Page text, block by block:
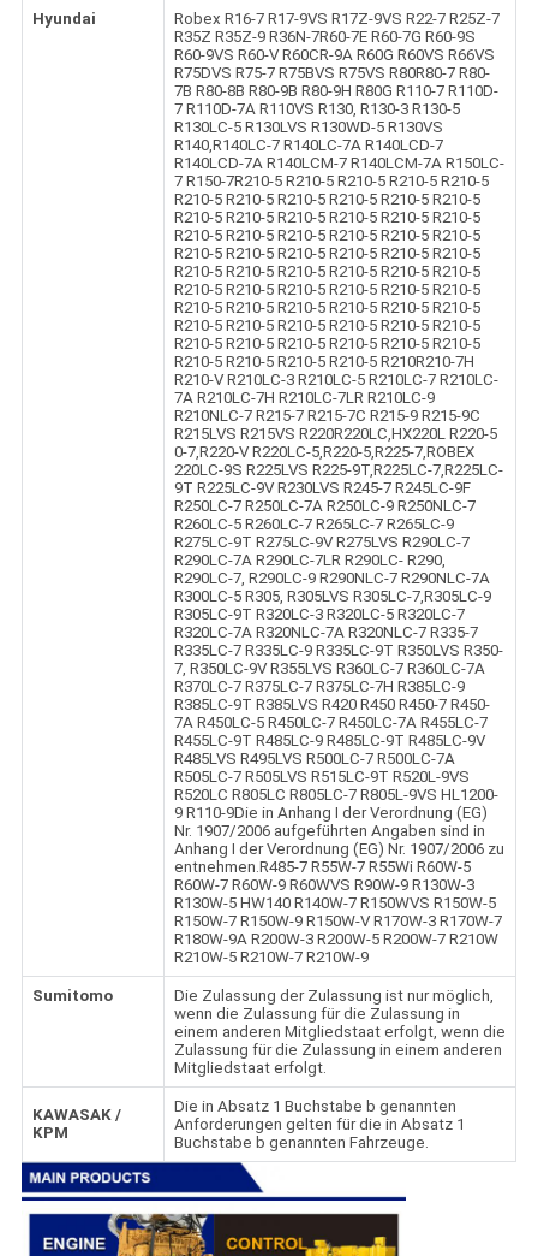
Hyundai
Robex R16-7 R17-9VS R17Z-9VS R22-7 R25Z-7
R35Z R35Z-9 R36N-7R60-7E R60-7G R60-9S
R60-9VS R60-V R60CR-9A R60G R60VS R66VS
R75DVS R75-7 R75BVS R75VS R80R80-7 R80-
7B R80-8B R80-9B R80-9H R80G R110-7 R110D-
7 R110D-7A R110VS R130, R130-3 R130-5
R130LC-5 R130LVS R130WD-5 R130VS
R140,R140LC-7 R140LC-7A R140LCD-7
R140LCD-7A R140LCM-7 R140LCM-7A R150LC-
7 R150-7R210-5 R210-5 R210-5 R210-5 R210-5
R210-5 R210-5 R210-5 R210-5 R210-5 R210-5
R210-5 R210-5 R210-5 R210-5 R210-5 R210-5
R210-5 R210-5 R210-5 R210-5 R210-5 R210-5
R210-5 R210-5 R210-5 R210-5 R210-5 R210-5
R210-5 R210-5 R210-5 R210-5 R210-5 R210-5
R210-5 R210-5 R210-5 R210-5 R210-5 R210-5
R210-5 R210-5 R210-5 R210-5 R210-5 R210-5
R210-5 R210-5 R210-5 R210-5 R210-5 R210-5
R210-5 R210-5 R210-5 R210-5 R210-5 R210-5
R210-5 R210-5 R210-5 R210-5 R210R210-7H
R210-V R210LC-3 R210LC-5 R210LC-7 R210LC-
7A R210LC-7H R210LC-7LR R210LC-9
R210NLC-7 R215-7 R215-7C R215-9 R215-9C
R215LVS R215VS R220R220LC,HX220L R220-5
0-7,R220-V R220LC-5,R220-5,R225-7,ROBEX
220LC-9S R225LVS R225-9T,R225LC-7,R225LC-
9T R225LC-9V R230LVS R245-7 R245LC-9F
R250LC-7 R250LC-7A R250LC-9 R250NLC-7
R260LC-5 R260LC-7 R265LC-7 R265LC-9
R275LC-9T R275LC-9V R275LVS R290LC-7
R290LC-7A R290LC-7LR R290LC- R290,
R290LC-7, R290LC-9 R290NLC-7 R290NLC-7A
R300LC-5 R305, R305LVS R305LC-7,R305LC-9
R305LC-9T R320LC-3 R320LC-5 R320LC-7
R320LC-7A R320NLC-7A R320NLC-7 R335-7
R335LC-7 R335LC-9 R335LC-9T R350LVS R350-
7, R350LC-9V R355LVS R360LC-7 R360LC-7A
R370LC-7 R375LC-7 R375LC-7H R385LC-9
R385LC-9T R385LVS R420 R450 R450-7 R450-
7A R450LC-5 R450LC-7 R450LC-7A R455LC-7
R455LC-9T R485LC-9 R485LC-9T R485LC-9V
R485LVS R495LVS R500LC-7 R500LC-7A
R505LC-7 R505LVS R515LC-9T R520L-9VS
R520LC R805LC R805LC-7 R805L-9VS HL1200-
9 R110-9Die in Anhang I der Verordnung (EG)
Nr. 1907/2006 aufgeführten Angaben sind in
Anhang I der Verordnung (EG) Nr. 1907/2006 zu
entnehmen.R485-7 R55W-7 R55Wi R60W-5
R60W-7 R60W-9 R60WVS R90W-9 R130W-3
R130W-5 HW140 R140W-7 R150WVS R150W-5
R150W-7 R150W-9 R150W-V R170W-3 R170W-7
R180W-9A R200W-3 R200W-5 R200W-7 R210W
R210W-5 R210W-7 R210W-9
Sumitomo
Die Zulassung der Zulassung ist nur möglich,
wenn die Zulassung für die Zulassung in
einem anderen Mitgliedstaat erfolgt, wenn die
Zulassung für die Zulassung in einem anderen
Mitgliedstaat erfolgt.
KAWASAK /
KPM
Die in Absatz 1 Buchstabe b genannten
Anforderungen gelten für die in Absatz 1
Buchstabe b genannten Fahrzeuge.